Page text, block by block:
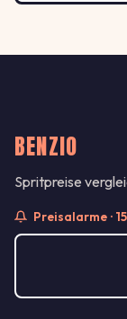
BENZIO
Spritpreise
Preisalarme ·